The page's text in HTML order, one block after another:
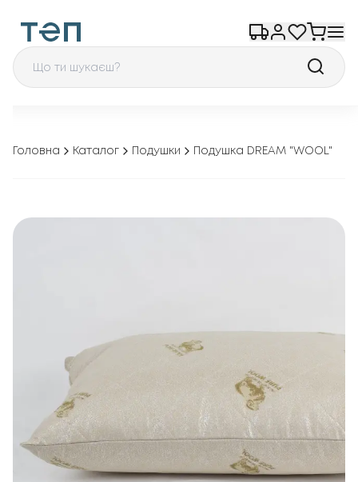
Головна Каталог Подушки Подушка DREAM "WOOL"